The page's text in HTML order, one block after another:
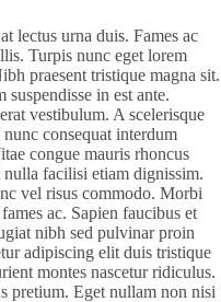
lectus urna duis. Fames ac
Turpis nunc eget lorem
praesent tristique magna sit.
in est ante.
vestibulum. A scelerisque
consequat interdum
congue mauris rhoncus
nulla facilisi etiam dignissim.
vel risus commodo. Morbi
ac. Sapien faucibus et
nibh sed pulvinar proin
adipiscing elit duis tristique
montes nascetur ridiculus.
pretium. Eget nullam non nisi